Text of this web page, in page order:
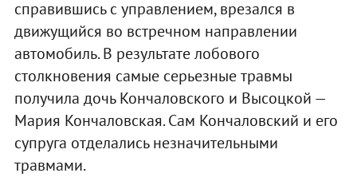
справившись с управлением, врезался в
движущийся во встречном направлении
автомобиль. В результате лобового
столкновения самые серьезные травмы
получила дочь Кончаловского и Высоцкой —
Мария Кончаловская. Сам Кончаловский и его
супруга отделались незначительными
травмами.